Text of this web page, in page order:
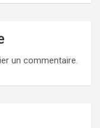
un commentaire.